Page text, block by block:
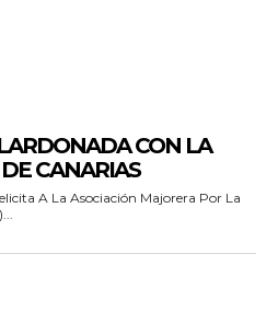
CON LA
CANARIAS
A La Asociación Majorera Por La